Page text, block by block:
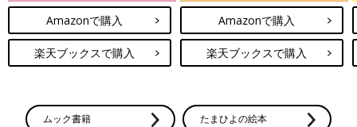
Amazonで購入
楽天ブックスで購入
Amazonで購入
楽天ブックスで購入
ムック書籍 たまひよの絵本